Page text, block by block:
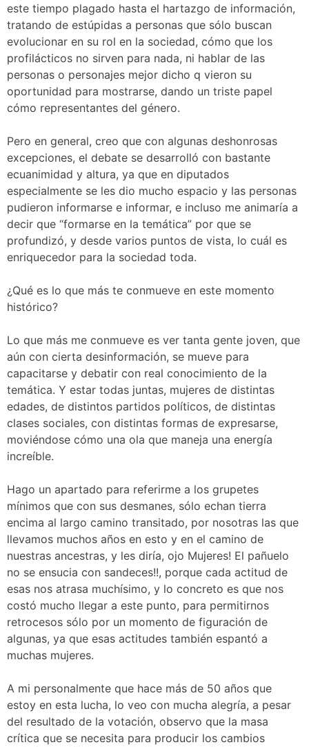
este tiempo plagado hasta el hartazgo de información,
tratando de estúpidas a personas que sólo buscan
evolucionar en su rol en la sociedad, cómo que los
profilácticos no sirven para nada, ni hablar de las
personas o personajes mejor dicho q vieron su
oportunidad para mostrarse, dando un triste papel
cómo representantes del género.
Pero en general, creo que con algunas deshonrosas
excepciones, el debate se desarrolló con bastante
ecuanimidad y altura, ya que en diputados
especialmente se les dio mucho espacio y las personas
pudieron informarse e informar, e incluso me animaría a
decir que “formarse en la temática” por que se
profundizó, y desde varios puntos de vista, lo cuál es
enriquecedor para la sociedad toda.
¿Qué es lo que más te conmueve en este momento
histórico?
Lo que más me conmueve es ver tanta gente joven, que
aún con cierta desinformación, se mueve para
capacitarse y debatir con real conocimiento de la
temática. Y estar todas juntas, mujeres de distintas
edades, de distintos partidos políticos, de distintas
clases sociales, con distintas formas de expresarse,
moviéndose cómo una ola que maneja una energía
increíble.
Hago un apartado para referirme a los grupetes
mínimos que con sus desmanes, sólo echan tierra
encima al largo camino transitado, por nosotras las que
llevamos muchos años en esto y en el camino de
nuestras ancestras, y les diría, ojo Mujeres! El pañuelo
no se ensucia con sandeces!!, porque cada actitud de
esas nos atrasa muchísimo, y lo concreto es que nos
costó mucho llegar a este punto, para permitirnos
retrocesos sólo por un momento de figuración de
algunas, ya que esas actitudes también espantó a
muchas mujeres.
A mi personalmente que hace más de 50 años que
estoy en esta lucha, lo veo con mucha alegría, a pesar
del resultado de la votación, observo que la masa
crítica que se necesita para producir los cambios